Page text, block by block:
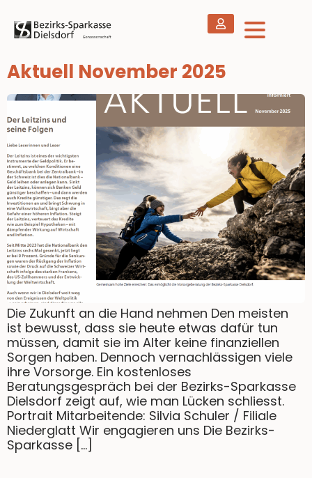
Aktuell November 2025
Die Zukunft an die Hand nehmen Den meisten
ist bewusst, dass sie heute etwas dafür tun
müssen, damit sie im Alter keine finanziellen
Sorgen haben. Dennoch vernachlässigen viele
ihre Vorsorge. Ein kostenloses
Beratungsgespräch bei der Bezirks-Sparkasse
Dielsdorf zeigt auf, wie man Lücken schliesst.
Portrait Mitarbeitende: Silvia Schuler / Filiale
Niederglatt Wir engagieren uns Die Bezirks-
Sparkasse […]